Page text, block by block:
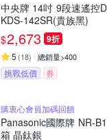
中央牌 14吋 9段速遙控
KDS-142SR(貴族黑)
$2,673 9折
5 (18) 總銷量>400
挑戰低價 券
購衷心會員加碼回饋
Panasonic國際牌 NR-
箱 晶鈦銀